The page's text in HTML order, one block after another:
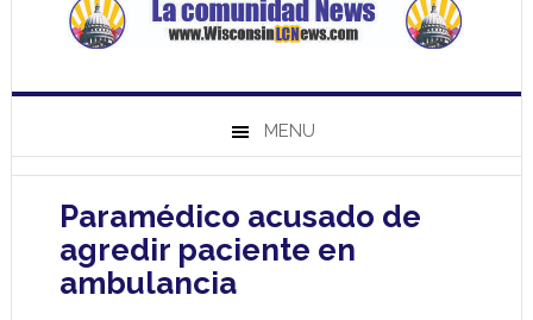
MENU
Paramédico acusado de
agredir paciente en
ambulancia